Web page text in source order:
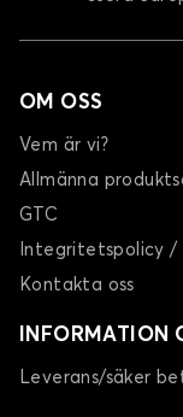
OM OSS
Vem är vi?
Allmänna
GTC
Integritetspolicy /
Kontakta oss
INFORMATION
Leverans/säker